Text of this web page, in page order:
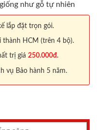
như gỗ tự nhiên
lắp đặt trọn gói.
thành HCM (trên 4 bộ).
trị giá 250.000đ.
vụ Bảo hành 5 năm.